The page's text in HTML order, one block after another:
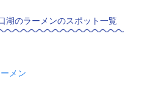
湖のラーメンのスポット一覧
メン